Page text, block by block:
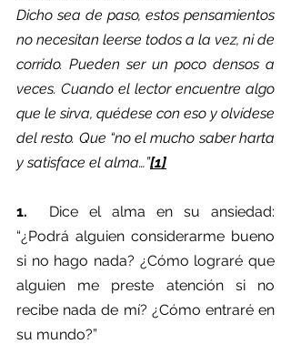
Dicho sea de paso, estos pensamientos
no necesitan leerse todos a la vez, ni de
corrido. Pueden ser un poco densos a
veces. Cuando el lector encuentre algo
que le sirva, quédese con eso y olvídese
del resto. Que “no el mucho saber harta
y satisface el alma…”[1]
1. Dice el alma en su ansiedad:
“¿Podrá alguien considerarme bueno
si no hago nada? ¿Cómo lograré que
alguien me preste atención si no
recibe nada de mí? ¿Cómo entraré en
su mundo?”